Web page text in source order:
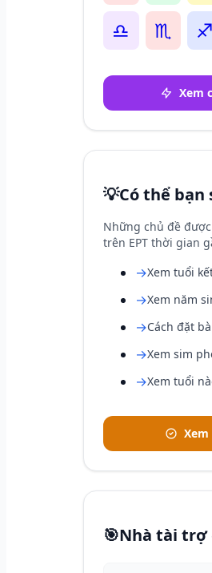
♎
♏ ♐
Xem
💡Có thể bạn
Những chủ đề
trên EPT thời gian
→Xem tuổi
→Xem năm
→Cách đặt
→Xem sim
→Xem tuổi
🎯Nhà tài trợ